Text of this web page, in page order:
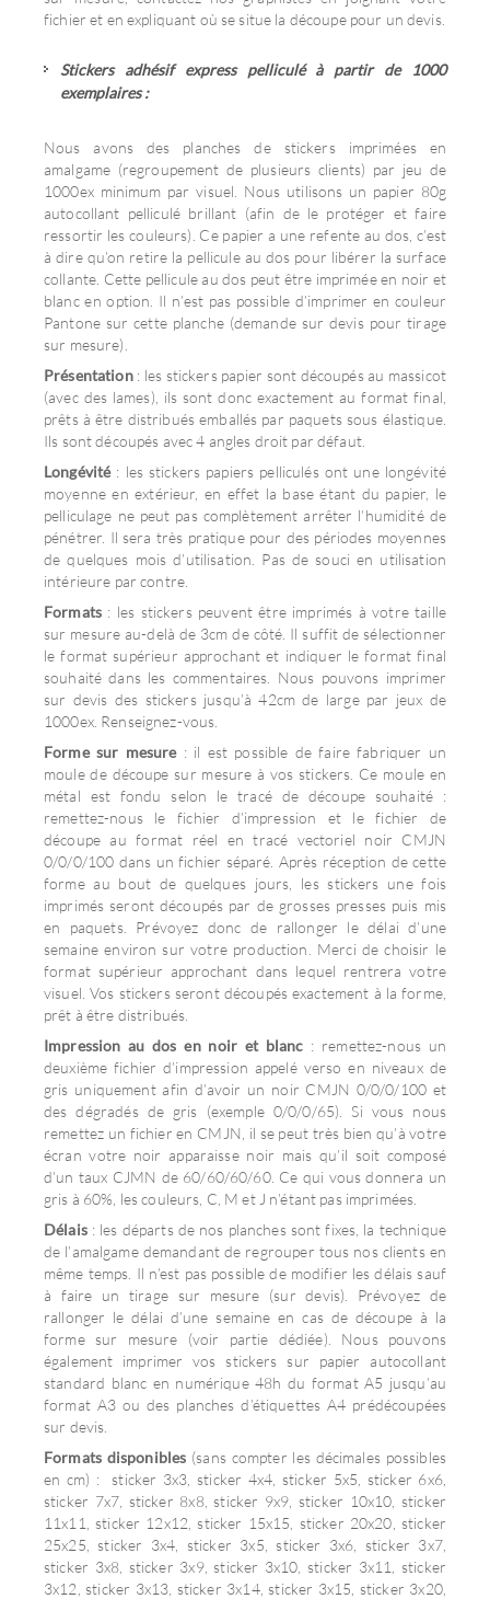
fichier et en expliquant où se situe la découpe pour un devis.
Stickers adhésif express pelliculé à partir de 1000
exemplaires :
Nous avons des planches de stickers imprimées en
amalgame (regroupement de plusieurs clients) par jeu de
1000ex minimum par visuel. Nous utilisons un papier 80g
autocollant pelliculé brillant (afin de le protéger et faire
ressortir les couleurs). Ce papier a une refente au dos, c’est
à dire qu’on retire la pellicule au dos pour libérer la surface
collante. Cette pellicule au dos peut être imprimée en noir et
blanc en option. Il n’est pas possible d’imprimer en couleur
Pantone sur cette planche (demande sur devis pour tirage
sur mesure).
Présentation: les stickers papier sont découpés au massicot
(avec des lames), ils sont donc exactement au format final,
prêts à être distribués emballés par paquets sous élastique.
Ils sont découpés avec 4 angles droit par défaut.
Longévité: les stickers papiers pelliculés ont une longévité
moyenne en extérieur, en effet la base étant du papier, le
pelliculage ne peut pas complètement arrêter l’humidité de
pénétrer. Il sera très pratique pour des périodes moyennes
de quelques mois d’utilisation. Pas de souci en utilisation
intérieure par contre.
Formats : les stickers peuvent être imprimés à votre taille
sur mesure au-delà de 3cm de côté. Il suffit de sélectionner
le format supérieur approchant et indiquer le format final
souhaité dans les commentaires. Nous pouvons imprimer
sur devis des stickers jusqu’à 42cm de large par jeux de
1000ex. Renseignez-vous.
Forme sur mesure : il est possible de faire fabriquer un
moule de découpe sur mesure à vos stickers. Ce moule en
métal est fondu selon le tracé de découpe souhaité :
remettez-nous le fichier d’impression et le fichier de
découpe au format réel en tracé vectoriel noir CMJN
0/0/0/100 dans un fichier séparé. Après réception de cette
forme au bout de quelques jours, les stickers une fois
imprimés seront découpés par de grosses presses puis mis
en paquets. Prévoyez donc de rallonger le délai d’une
semaine environ sur votre production. Merci de choisir le
format supérieur approchant dans lequel rentrera votre
visuel. Vos stickers seront découpés exactement à la forme,
prêt à être distribués.
Impression au dos en noir et blanc : remettez-nous un
deuxième fichier d’impression appelé verso en niveaux de
gris uniquement afin d’avoir un noir CMJN 0/0/0/100 et
des dégradés de gris (exemple 0/0/0/65). Si vous nous
remettez un fichier en CMJN, il se peut très bien qu’à votre
écran votre noir apparaisse noir mais qu’il soit composé
d’un taux CJMN de 60/60/60/60. Ce qui vous donnera un
gris à 60%, les couleurs, C, M et J n’étant pas imprimées.
Délais : les départs de nos planches sont fixes, la technique
de l’amalgame demandant de regrouper tous nos clients en
même temps. Il n’est pas possible de modifier les délais sauf
à faire un tirage sur mesure (sur devis). Prévoyez de
rallonger le délai d’une semaine en cas de découpe à la
forme sur mesure (voir partie dédiée). Nous pouvons
également imprimer vos stickers sur papier autocollant
standard blanc en numérique 48h du format A5 jusqu’au
format A3 ou des planches d’étiquettes A4 prédécoupées
sur devis.
Formats disponibles (sans compter les décimales possibles
en cm) : sticker 3x3, sticker 4x4, sticker 5x5, sticker 6x6,
sticker 7x7, sticker 8x8, sticker 9x9, sticker 10x10, sticker
11x11, sticker 12x12, sticker 15x15, sticker 20x20, sticker
25x25, sticker 3x4, sticker 3x5, sticker 3x6, sticker 3x7,
sticker 3x8, sticker 3x9, sticker 3x10, sticker 3x11, sticker
3x12, sticker 3x13, sticker 3x14, sticker 3x15, sticker 3x20,